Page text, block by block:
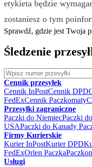
etykieta będzie
zostaniesz o tym
Sprawdź, gdzie jest Twoja
Śledzenie
Cennik przesyłek
Cennik InPostCennik DPD
FedExCennik Paczkomaty
Przesyłki zagraniczne
Paczki do NiemiecPaczki
USAPaczki do Kanady
Firmy Kurierskie
Kurier InPostKurier DPD
FedExOrlen Paczka
Usługi